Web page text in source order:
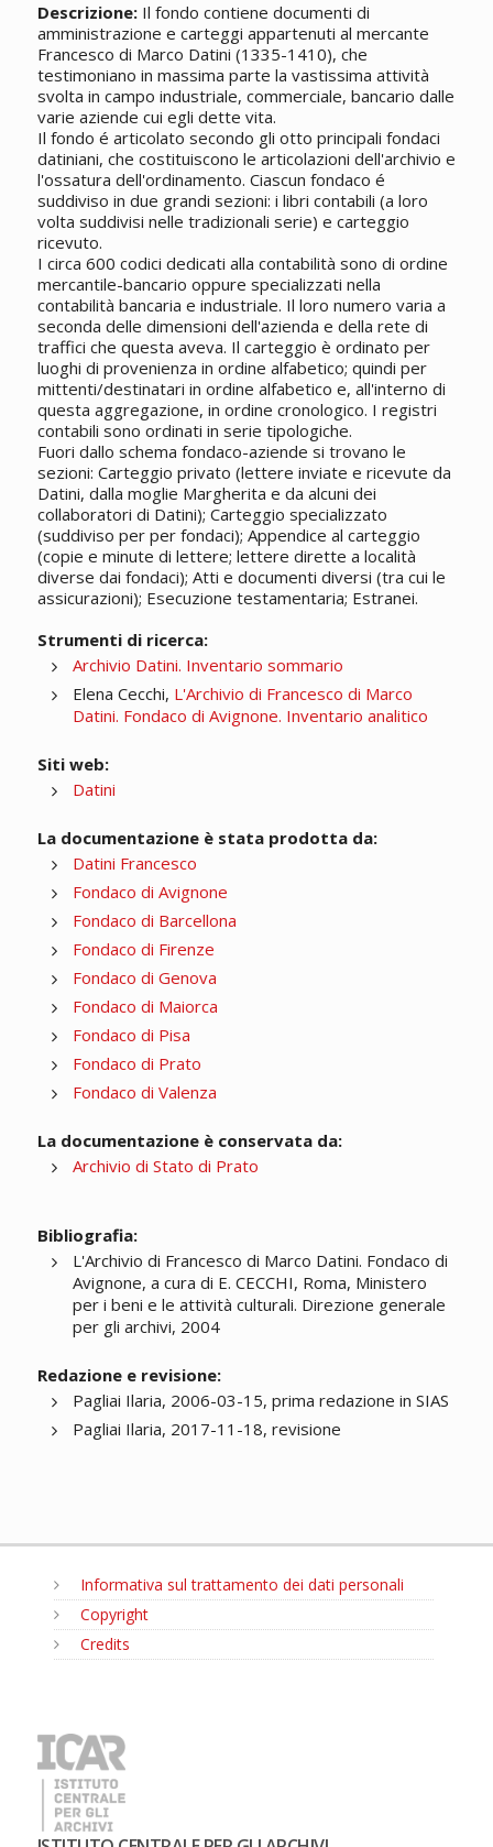
Descrizione:Il fondo contiene documenti di
amministrazione e carteggi appartenuti al mercante
Francesco di Marco Datini (1335-1410), che
testimoniano in massima parte la vastissima attività
svolta in campo industriale, commerciale, bancario dalle
varie aziende cui egli dette vita.
Il fondo é articolato secondo gli otto principali fondaci
datiniani, che costituiscono le articolazioni dell'archivio e
l'ossatura dell'ordinamento. Ciascun fondaco é
suddiviso in due grandi sezioni: i libri contabili (a loro
volta suddivisi nelle tradizionali serie) e carteggio
ricevuto.
I circa 600 codici dedicati alla contabilità sono di ordine
mercantile-bancario oppure specializzati nella
contabilità bancaria e industriale. Il loro numero varia a
seconda delle dimensioni dell'azienda e della rete di
traffici che questa aveva. Il carteggio è ordinato per
luoghi di provenienza in ordine alfabetico; quindi per
mittenti/destinatari in ordine alfabetico e, all'interno di
questa aggregazione, in ordine cronologico. I registri
contabili sono ordinati in serie tipologiche.
Fuori dallo schema fondaco-aziende si trovano le
sezioni: Carteggio privato (lettere inviate e ricevute da
Datini, dalla moglie Margherita e da alcuni dei
collaboratori di Datini); Carteggio specializzato
(suddiviso per per fondaci); Appendice al carteggio
(copie e minute di lettere; lettere dirette a località
diverse dai fondaci); Atti e documenti diversi (tra cui le
assicurazioni); Esecuzione testamentaria; Estranei.
Strumenti di ricerca:
Archivio Datini. Inventario sommario
Elena Cecchi, L'Archivio di Francesco di Marco
Datini. Fondaco di Avignone. Inventario analitico
Siti web:
Datini
La documentazione è stata prodotta da:
Datini Francesco
Fondaco di Avignone
Fondaco di Barcellona
Fondaco di Firenze
Fondaco di Genova
Fondaco di Maiorca
Fondaco di Pisa
Fondaco di Prato
Fondaco di Valenza
La documentazione è conservata da:
Archivio di Stato di Prato
Bibliografia:
L'Archivio di Francesco di Marco Datini. Fondaco di
Avignone, a cura di E. CECCHI, Roma, Ministero
per i beni e le attività culturali. Direzione generale
per gli archivi, 2004
Redazione e revisione:
Pagliai Ilaria, 2006-03-15, prima redazione in SIAS
Pagliai Ilaria, 2017-11-18, revisione
Informativa sul trattamento dei dati personali
Copyright
Credits